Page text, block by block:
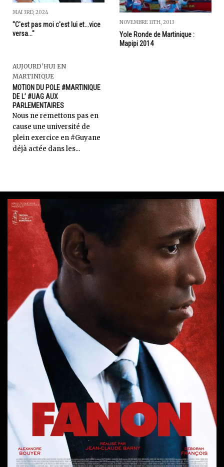
MAI 3RD, 2024
"C'est pas moi c'est lui et...vice
versa..."
NOVEMBRE 11TH, 2013
Yole Ronde de Martinique :
Mapipi 2014
AUJOURD'HUI EN
MARTINIQUE
MOTION DU POLE #MARTINIQUE
DE L’ #UAG AUX
PARLEMENTAIRES
Nous ne remettons pas en
cause une université de
plein exercice en #Guyane
déjà actée dans les...